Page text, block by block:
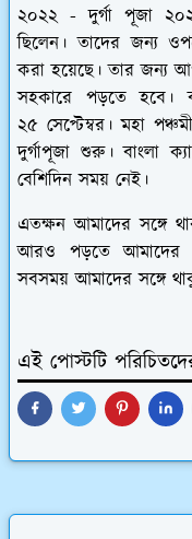
২০২২ - দুর্গা পূজা
ছিলেন। তাদের জন্য
করা হয়েছে। তার জন্য
সহকারে পড়তে হবে।
২৫ সেপ্টেম্বর। মহা
দুর্গাপূজা শুরু। বাংলা
বেশিদিন সময় নেই।
এতক্ষন আমাদের সঙ্গে
আরও পড়তে আমাদের
সবসময় আমাদের সঙ্গে
এই পোস্টটি